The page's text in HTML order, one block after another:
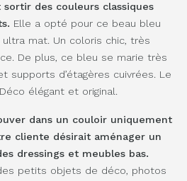
des couleurs classiques
Elle a opté pour ce beau bleu
mat. Un coloris chic, très
De plus, ce bleu se marie très
supports d’étagères cuivrées. Le
élégant et original.
dans un couloir uniquement
cliente désirait aménager un
dressings et meubles bas.
des petits objets de déco, photos